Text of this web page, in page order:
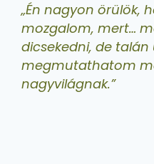
„Én nagyon örülök,
mozgalom, mert…
dicsekedni, de
megmutathatom
nagyvilágnak.”